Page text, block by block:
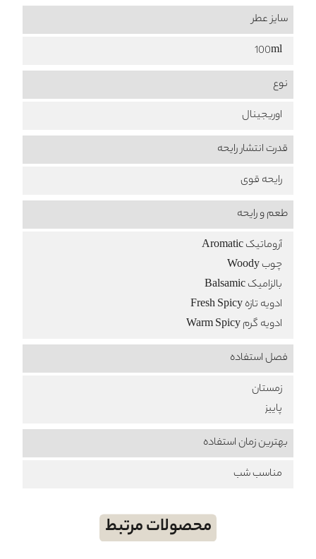
سایز عطر
100ml
نوع
اوریجینال
قدرت انتشار رایحه
رایحه قوی
طعم‌ و رایحه
آروماتیک Aromatic
چوب Woody
بالزامیک Balsamic
ادویه تازه Fresh Spicy
ادویه گرم Warm Spicy
فصل استفاده
زمستان
پاییز
بهترین زمان استفاده
مناسب شب
محصولات مرتبط